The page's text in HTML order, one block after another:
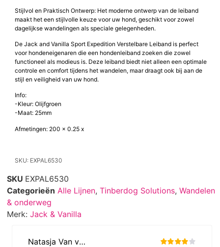
Stijlvol en Praktisch Ontwerp: Het moderne ontwerp van de leiband
maakt het een stijlvolle keuze voor uw hond, geschikt voor zowel
dagelijkse wandelingen als speciale gelegenheden.
De Jack and Vanilla Sport Expedition Verstelbare Leiband is perfect
voor hondeneigenaren die een hondenleiband zoeken die zowel
functioneel als modieus is. Deze leiband biedt niet alleen een optimale
controle en comfort tijdens het wandelen, maar draagt ook bij aan de
stijl en veiligheid van uw hond.
Info:
-Kleur: Olijfgroen
-Maat: 25mm
Afmetingen: 200 x 0.25 x
SKU: EXPAL6530
SKU EXPAL6530
Categorieën Alle Lijnen, Tinberdog Solutions, Wandelen
& onderweg
Merk: Jack & Vanilla